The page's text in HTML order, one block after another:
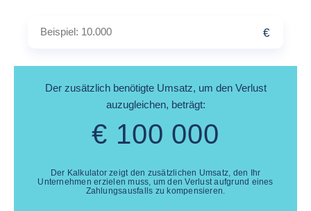
€
Der zusätzlich benötigte Umsatz, um den Verlust
auzugleichen, beträgt:
€ 100 000
Der Kalkulator zeigt den zusätzlichen Umsatz, den Ihr
Unternehmen erzielen muss, um den Verlust aufgrund eines
Zahlungsausfalls zu kompensieren.